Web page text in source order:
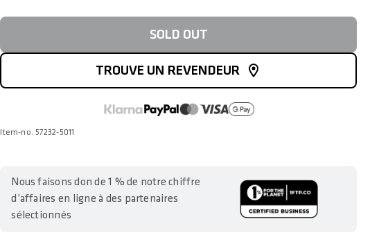
SOLD OUT
TROUVE UN REVENDEUR
Item-no. 57232-5011
Nous faisons don de 1 % de notre chiffre
d’affaires en ligne à des partenaires
sélectionnés